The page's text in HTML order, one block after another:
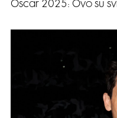
Oscar 2025: Ovo su